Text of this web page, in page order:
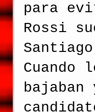
para
Rossi
Cuando